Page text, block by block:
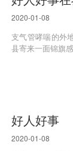
2020-01-08
支气管哮喘的外
县寄来一面锦旗
好人好事
2020-01-08